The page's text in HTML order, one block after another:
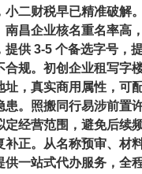
二财税早已精准破解。
南昌企业核名重名率高
供 3-5 个备选字号，
合规。初创企业租写字
址 ，真实商用属性，可
患。照搬同行易涉前置
经营范围，避免后续
补正。从名称预审、材
供一站式代办服务 ，全